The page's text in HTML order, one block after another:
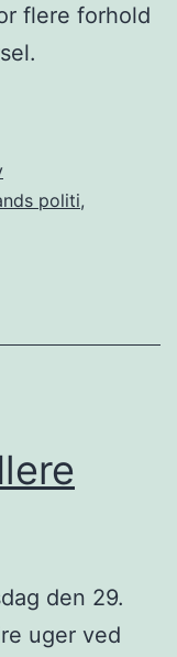
flere forhold
politi,
den 29.
uger ved